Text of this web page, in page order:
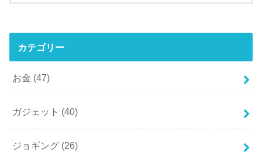
カテゴリー
お金 (47)
ガジェット (40)
ジョギング (26)